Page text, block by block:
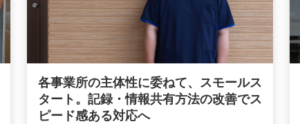
各事業所の主体性に委ねて、スモールス
タート。記録・情報共有方法の改善でス
ピード感ある対応へ